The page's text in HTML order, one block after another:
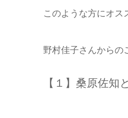
このような方にオス
野村佳子さんからの
【１】桑原佐